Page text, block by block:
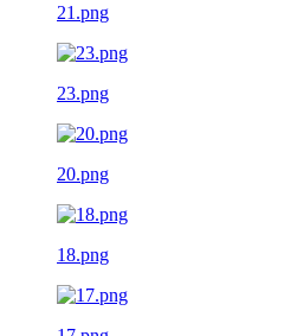
21.png
23.png
20.png
18.png